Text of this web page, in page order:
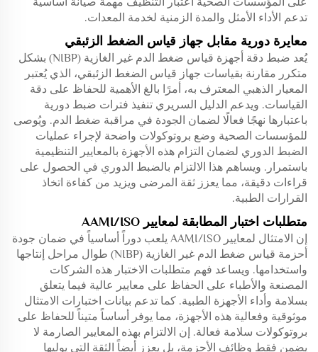
تدعم الأداء الأمثل والمدة الزمنية لخدمة المعدات.
معايرة دورية مقابل جهاز قياس الضغط الزئبقي
يُعد ضبط دقة أجهزة قياس ضغط الدم غير الغازية (NIBP) بشكل
متكرر مقارنة بقياسات جهاز قياس الضغط الزئبقي، الذي يُعتبر
المعيار الذهبي المعترف به، أمرًا بالغ الأهمية للحفاظ على دقة
القياسات. ويدعم الدليل السريري تنفيذ فترات ضبط دورية
باعتبارها نهجًا فعالًا لضمان الجودة في مراقبة ضغط الدم. ويُوصى
للمؤسسات الصحية وضع بروتوكولات واضحة لإجراء عمليات
الضبط الدوري لضمان التزام هذه الأجهزة بالمعايير التنظيمية
باستمرار. ويساهم هذا الالتزام بالضبط الدوري في الحصول على
قراءات دقيقة، مما يعزز ثقة المرضى ويزيد من كفاءة اتخاذ
القرارات الطبية.
متطلبات اختبار المطابقة لمعايير AAMI/ISO
إن الامتثال لمعايير AAMI/ISO يلعب دوراً أساسياً في ضمان جودة
أحزمة قياس ضغط الدم غير الغازية (NIBP) طوال مراحل إنتاجها
واستخدامها. ويساعد فهم متطلبات الاختبار هذه الشركات
المصنعة والأطباء على الحفاظ على معايير عالية فيما يتعلق
بسلامة وأداء الأجهزة الطبية. كما تدعم بيانات اختبارات الامتثال
موثوقية وفعالية هذه الأجهزة، مما يوفر أساساً متيناً للحفاظ على
بروتوكولات سلامة فعالة. إن الالتزام بهذه المعايير الصارمة لا
يضمن فقط وظائف الأحزمة، بل يعزز أيضاً الثقة التي يوليها